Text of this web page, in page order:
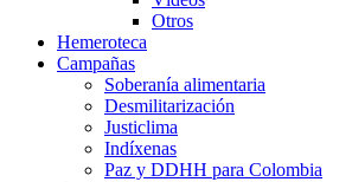
Otros
Hemeroteca
Campañas
Soberanía alimentaria
Desmilitarización
Justiclima
Indíxenas
Paz y DDHH para Colombia